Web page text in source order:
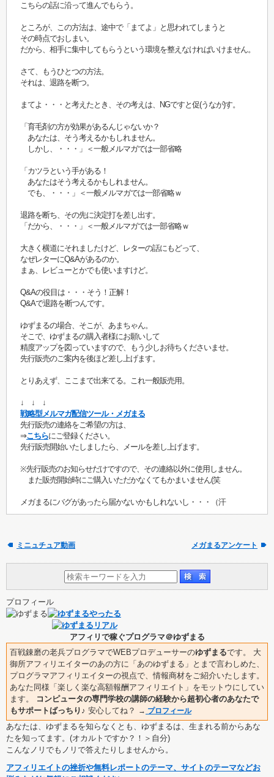
こちらの話に沿って進んでもらう。
ところが、この方法は、途中で「まてよ」と思われてしまうと
その時点でおしまい。
だから、相手に集中してもらうという環境を整えなければいけません。
さて、もうひとつの方法。
それは、退路を断つ。
まてよ・・・と考えたとき、その考えは、NGですと促(うなが)す。
「育毛剤の方が効果があるんじゃないか？
あなたは、そう考えるかもしれません。
しかし、・・・」＜一般メルマガでは一部省略
「カツラという手がある！
あなたはそう考えるかもしれません。
でも、・・・」＜一般メルマガでは一部省略ｗ
退路を断ち、その先に決定打を差し出す。
「だから、・・・」＜一般メルマガでは一部省略ｗ
大きく横道にそれましたけど、レターの話にもどって、
なぜレターにQ&Aがあるのか。
まぁ、レビューとかでも使いますけど。
Q&Aの役目は・・・そう！正解！
Q&Aで退路を断つんです。
ゆずまるの場合、そこが、あまちゃん。
そこで、ゆずまるの購入者様にお願いして
精度アップを図っていますので、もう少しお待ちくださいませ。
先行販売のご案内を後ほど差し上げます。
とりあえず、ここまで出来てる。これ一般販売用。
↓ ↓ ↓
戦略型メルマガ配信ツール・メガまる
先行販売の連絡をご希望の方は、
⇒こちらにご登録ください。
先行販売開始いたしましたら、メールを差し上げます。
※先行販売のお知らせだけですので、その連絡以外に使用しません。
また販売開始時にご購入いただかなくてもかまいません(笑
メガまるにバグがあったら届かないかもしれないし・・・（汗
ミニュチュア動画 メガまるアンケート
プロフィール
アフィリで稼ぐプログラマ＠ゆずまる
百戦錬磨の老兵プログラマでWEBプロデューサーのゆずまるです。 大
御所アフィリエイターのあの方に「あのゆずまる」とまで言わしめた、
プログラマアフィリエイターの視点で、情報商材をご紹介いたします。
あなた同様「楽しく楽な高額報酬アフィリエイト」をモットウにしてい
ます。
コンピュータの専門学校の講師の経験から超初心者のあなたで
もサポートばっちり♪ 安心してね？ → プロフィール
あなたは、ゆずまるを知らなくとも、ゆずまるは、生まれる前からあな
たを知ってます。(オカルトですか？！＞自分)
こんなノリでもノリで答えたりしませんから。
アフィリエイトの挫折や無料レポートのテーマ、サイトのテーマなどお